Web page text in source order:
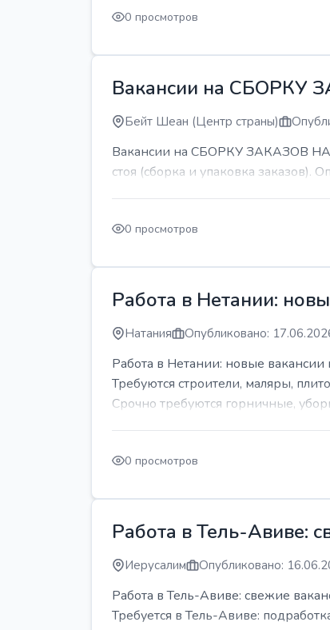
0 просмотров
Вакансии на
Бейт Шеан (Центр страны)
Вакансии на СБОРКУ ЗАКАЗОВ НА
стоя (сборка и упаковка заказов).
0 просмотров
Работа в Нетании:
Натания Опубликовано:
Работа в Нетании: новые
Требуются строители, маляры,
Срочно требуются горничные,
0 просмотров
Работа в Тель-Авиве:
Иерусалим Опубликовано:
Работа в Тель-Авиве: свежие
Требуется в Тель-Авиве: